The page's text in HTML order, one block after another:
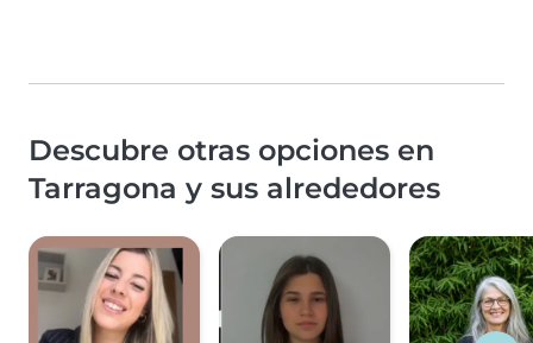
Descubre otras opciones en
Tarragona y sus alrededores